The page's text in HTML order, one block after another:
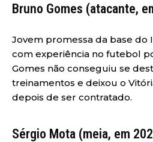
Bruno Gomes (atacante,
Jovem promessa da base do
com experiência no futebol
Gomes não conseguiu se
treinamentos e deixou o
depois de ser contratado.
Sérgio Mota (meia, em